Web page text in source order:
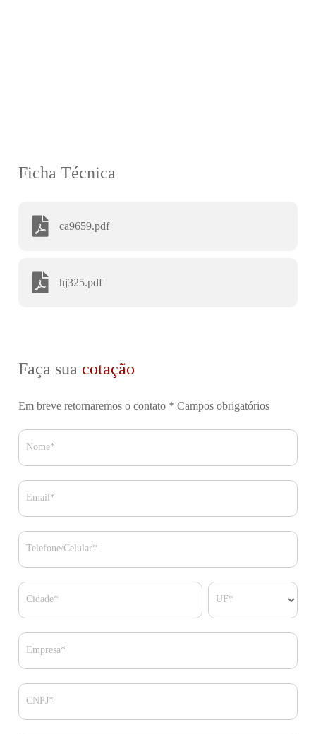
Ficha Técnica
ca9659.pdf
hj325.pdf
Faça sua cotação
Em breve retornaremos o contato * Campos obrigatórios
Nome*
Email*
Telefone/Celular*
Cidade* UF*
Empresa*
CNPJ*